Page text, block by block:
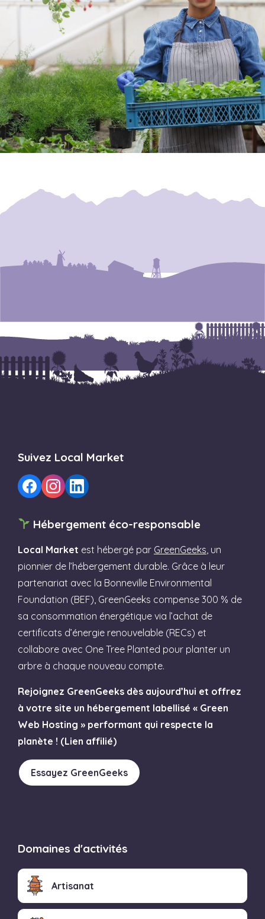
Suivez Local Market
Hébergement éco-responsable
Local Market est hébergé par GreenGeeks , un
pionnier de l’hébergement durable. Grâce à leur
partenariat avec la Bonneville Environmental
Foundation (BEF), GreenGeeks compense 300 % de
sa consommation énergétique via l’achat de
certificats d’énergie renouvelable (RECs) et
collabore avec One Tree Planted pour planter un
arbre à chaque nouveau compte.
Rejoignez GreenGeeks dès aujourd’hui et offrez
à votre site un hébergement labellisé « Green
Web Hosting » performant qui respecte la
planète ! (Lien affilié)
Essayez GreenGeeks
Domaines d'activités
Artisanat